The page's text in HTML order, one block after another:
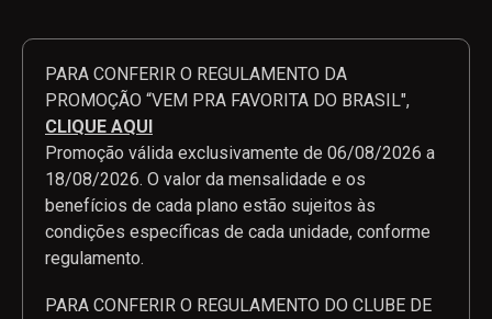
PARA CONFERIR O REGULAMENTO DA
PROMOÇÃO “VEM PRA FAVORITA DO BRASIL",
CLIQUE AQUI
Promoção válida exclusivamente de 06/08/2026 a
18/08/2026. O valor da mensalidade e os
benefícios de cada plano estão sujeitos às
condições específicas de cada unidade, conforme
regulamento.
PARA CONFERIR O REGULAMENTO DO CLUBE DE